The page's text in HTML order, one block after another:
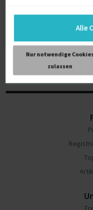
Alle
Nur notwendige
zulassen
Jetzt Projekt